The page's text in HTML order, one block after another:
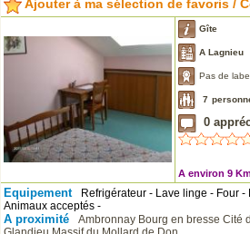
Ajouter à ma sélection de favoris /
Gîte
A Lagnieu
Pas de
7
0
A environ 9
Equipement
Refrigérateur - Lave linge - Four
Animaux acceptés -
A proximité Ambronnay Bourg en bresse Cité